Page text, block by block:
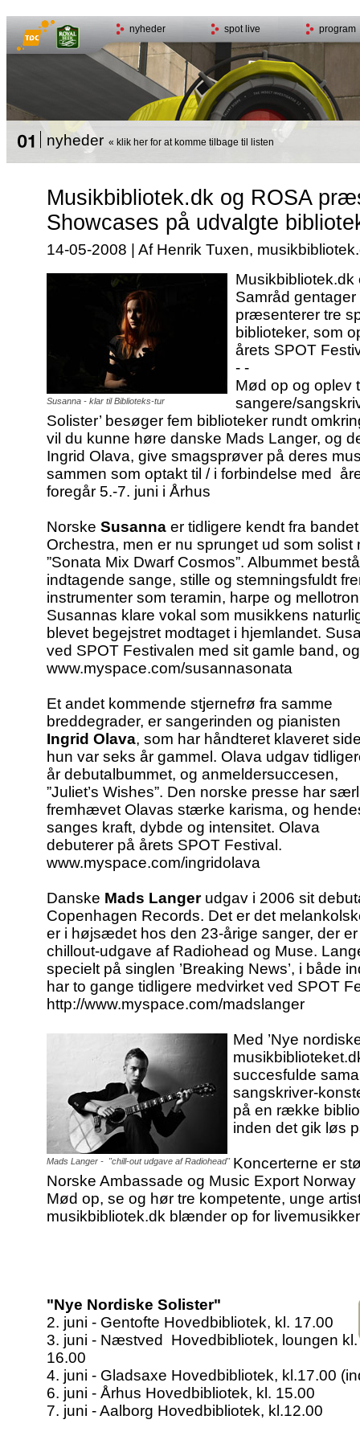
nyheder spot live program
nyheder« klik her for at komme tilbage til listen
Musikbibliotek.dk og ROSA
Showcases på udvalgte
14-05-2008 | Af Henrik Tuxen,
Susanna - klar til Biblioteks-tur
Musikbibliotek.dk
Samråd
præsenterer tre
biblioteker, som
årets SPOT
- -
Mød op og oplev
sangere/
Solister’ besøger fem biblioteker rundt
vil du kunne høre danske Mads Langer, og
Ingrid Olava, give smagsprøver på deres
sammen som optakt til / i forbindelse med
foregår 5.-7. juni i Århus
Norske Susannaer tidligere kendt fra
Orchestra, men er nu sprunget ud som solist
”Sonata Mix Dwarf Cosmos”. Albummet
indtagende sange, stille og stemningsfuldt
instrumenter som teramin, harpe og
Susannas klare vokal som musikkens
blevet begejstret modtaget i hjemlandet.
ved SPOT Festivalen med sit gamle band,
www.myspace.com/susannasonata
Et andet kommende stjernefrø fra samme
breddegrader, er sangerinden og pianisten
Ingrid Olava, som har håndteret klaveret
hun var seks år gammel. Olava udgav
år debutalbummet, og anmeldersuccesen,
”Juliet’s Wishes”. Den norske presse har
fremhævet Olavas stærke karisma, og
sanges kraft, dybde og intensitet. Olava
debuterer på årets SPOT Festival.
www.myspace.com/ingridolava
Danske Mads Langer udgav i 2006 sit
Copenhagen Records. Det er det
er i højsædet hos den 23-årige sanger, der
chillout-udgave af Radiohead og Muse.
specielt på singlen ’Breaking News’, i både
har to gange tidligere medvirket ved SPOT
http://www.myspace.com/madslanger
Mads Langer - "chill-out udgave af Radiohead"
Med ’Nye
succesfulde
sangskriver-
på en række
inden det gik løs
Koncerterne er
Norske Ambassade og Music Export Norway
Mød op, se og hør tre kompetente, unge
musikbibliotek.dk blænder op for
"Nye Nordiske Solister"
2. juni - Gentofte Hovedbibliotek, kl. 17.00
3. juni - Næstved Hovedbibliotek, loungen kl.
16.00
4. juni - Gladsaxe Hovedbibliotek, kl.17.00
6. juni - Århus Hovedbibliotek, kl. 15.00
7. juni - Aalborg Hovedbibliotek, kl.12.00